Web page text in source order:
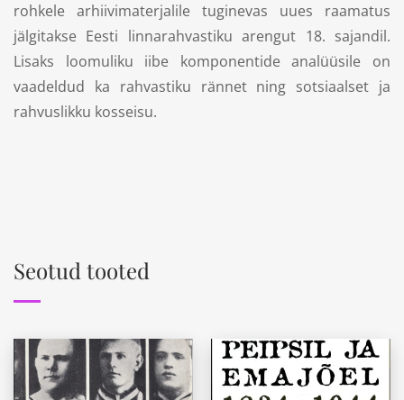
rohkele arhiivimaterjalile tuginevas uues raamatus
jälgitakse Eesti linnarahvastiku arengut 18. sajandil.
Lisaks loomuliku iibe komponentide analüüsile on
vaadeldud ka rahvastiku rännet ning sotsiaalset ja
rahvuslikku kosseisu.
Seotud tooted